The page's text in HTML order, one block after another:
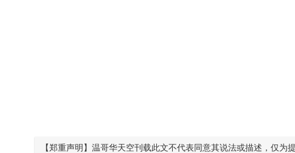
【郑重声明】温哥华天空刊载此文不代表同意其说法或描述，仅